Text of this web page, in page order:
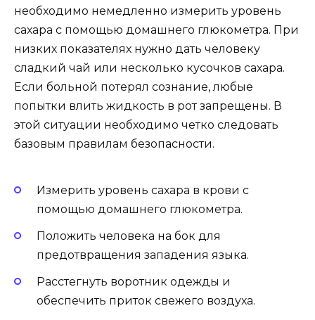
необходимо немедленно измерить уровень
сахара с помощью домашнего глюкометра. При
низких показателях нужно дать человеку
сладкий чай или несколько кусочков сахара.
Если больной потерял сознание, любые
попытки влить жидкость в рот запрещены. В
этой ситуации необходимо четко следовать
базовым правилам безопасности.
Измерить уровень сахара в крови с
помощью домашнего глюкометра.
Положить человека на бок для
предотвращения западения языка.
Расстегнуть воротник одежды и
обеспечить приток свежего воздуха.